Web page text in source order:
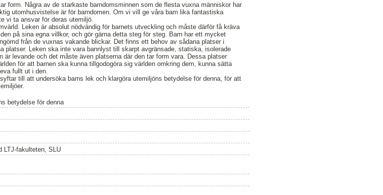
form. Några av de starkaste barndomsminnen som de flesta vuxna människor har
utomhusvistelse är för barndomen. Om vi vill ge våra barn lika fantastiska
vi ta ansvar för deras utemiljö.
Leken är absolut nödvändig för barnets utveckling och måste därför få kräva
på sina egna villkor, och gör gärna detta steg för steg. Barn har ett mycket
från de vuxnas vakande blickar. Det finns ett behov av sådana platser i
platser. Leken ska inte vara bannlyst till skarpt avgränsade, statiska, isolerade
är levande och det måste även platserna där den tar form vara. Dessa platser
för att barnen ska kunna tillgodogöra sig världen omkring dem, kunna sätta
fullt ut i den.
till att undersöka barns lek och klargöra utemiljöns betydelse för denna, för att
betydelse för denna
LTJ-fakulteten, SLU